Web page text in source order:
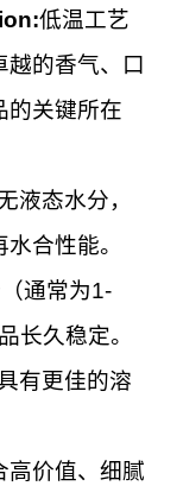
低温工艺
越的香气、口
的关键所在
液态水分，
合性能。
通常为1-
长久稳定。
有更佳的溶
高价值、细腻